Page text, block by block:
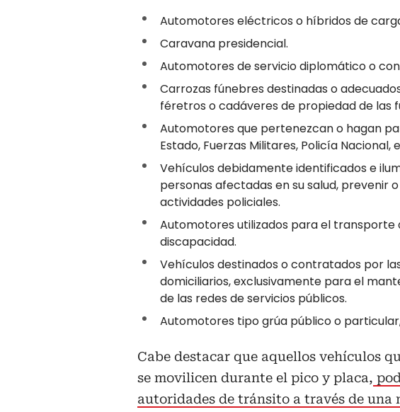
Automotores eléctricos o híbridos de
Caravana presidencial.
Automotores de servicio diplomático o
Carrozas fúnebres destinadas o
féretros o cadáveres de propiedad de las
Automotores que pertenezcan o hagan
Estado, Fuerzas Militares, Policía Nacional,
Vehículos debidamente identificados e
personas afectadas en su salud, prevenir
actividades policiales.
Automotores utilizados para el transporte
discapacidad.
Vehículos destinados o contratados por
domiciliarios, exclusivamente para el
de las redes de servicios públicos.
Automotores tipo grúa público o
Cabe destacar que aquellos vehículos
se movilicen durante el pico y placa,
autoridades de tránsito a través de una